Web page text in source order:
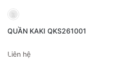
QUẦN KAKI QKS261001
Liên hệ